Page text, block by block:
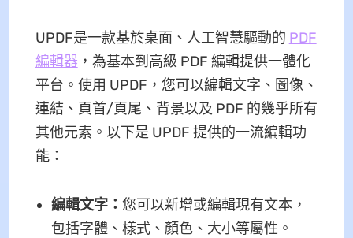
UPDF是一款基於桌面、人工智慧驅動的 PDF
編輯器 ，為基本到高級 PDF 編輯提供一體化
平台。使用 UPDF，您可以編輯文字、圖像、
連結、頁首/頁尾、背景以及 PDF 的幾乎所有
其他元素。以下是 UPDF 提供的一流編輯功
能：
編輯文字： 您可以新增或編輯現有文本，
包括字體、樣式、顏色、大小等屬性。